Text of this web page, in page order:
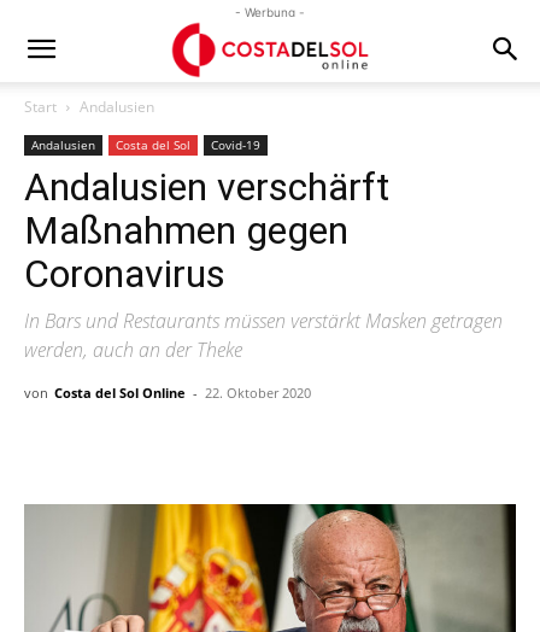
- Werbung -
Start Andalusien
Andalusien Costa del Sol Covid-19
Andalusien verschärft
Maßnahmen gegen
Coronavirus
In Bars und Restaurants müssen verstärkt Masken getragen
werden, auch an der Theke
von Costa del Sol Online - 22. Oktober 2020